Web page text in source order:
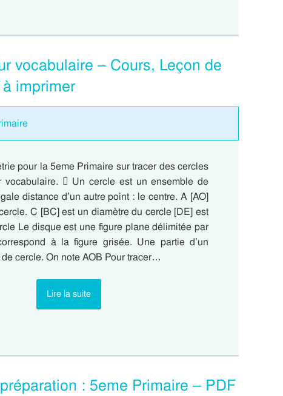
vocabulaire – Cours, Leçon de
imprimer
pour la 5eme Primaire sur tracer des cercles
vocabulaire.  Un cercle est un ensemble de
distance d’un autre point : le centre. A [AO]
C [BC] est un diamètre du cercle [DE] est
Le disque est une figure plane délimitée par
à la figure grisée. Une partie d’un
cercle. On note AOB Pour tracer…
Lire la suite
: 5eme Primaire – PDF